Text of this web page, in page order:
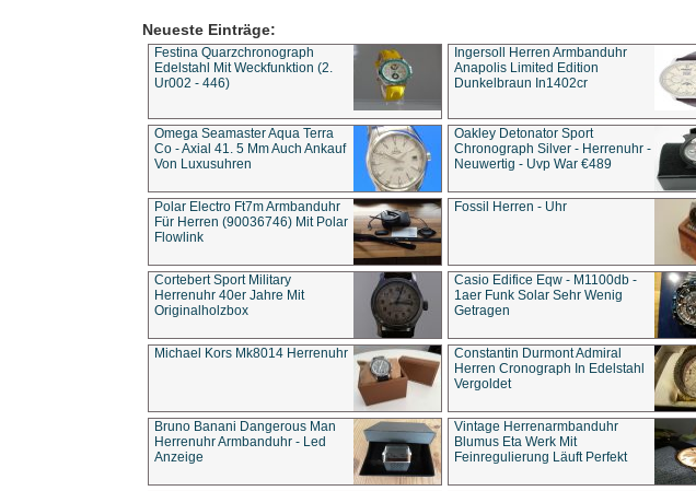
Neueste Einträge:
Festina Quarzchronograph
Edelstahl Mit Weckfunktion (2.
Ur002 - 446)
Ingersoll Herren Armbanduhr
Anapolis Limited Edition
Dunkelbraun In1402cr
Omega Seamaster Aqua Terra
Co - Axial 41. 5 Mm Auch Ankauf
Von Luxusuhren
Oakley Detonator Sport
Chronograph Silver - Herrenuhr -
Neuwertig - Uvp War €489
Polar Electro Ft7m Armbanduhr
Für Herren (90036746) Mit Polar
Flowlink
Fossil Herren - Uhr
Cortebert Sport Military
Herrenuhr 40er Jahre Mit
Originalholzbox
Casio Edifice Eqw - M1100db -
1aer Funk Solar Sehr Wenig
Getragen
Michael Kors Mk8014 Herrenuhr
Constantin Durmont Admiral
Herren Cronograph In Edelstahl
Vergoldet
Bruno Banani Dangerous Man
Herrenuhr Armbanduhr - Led
Anzeige
Vintage Herrenarmbanduhr
Blumus Eta Werk Mit
Feinregulierung Läuft Perfekt